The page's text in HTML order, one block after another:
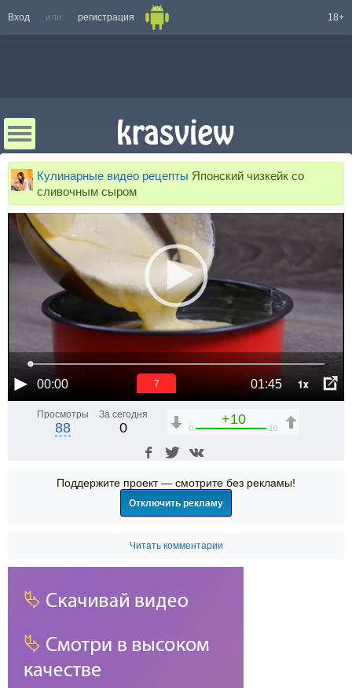
Вход или регистрация 18+
Кулинарные видео рецепты Японский чизкейк со
сливочным сыром
00:00 01:45 1x
6
Просмотры
88
За сегодня
0
+10
0 10
Поддержите проект — смотрите без рекламы!
Отключить рекламу
Читать комментарии